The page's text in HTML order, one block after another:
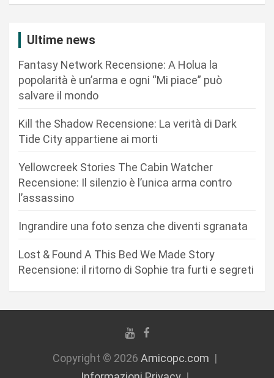
i
Ultime news
Fantasy Network Recensione: A Holua la
popolarità è un’arma e ogni “Mi piace” può
salvare il mondo
Kill the Shadow Recensione: La verità di Dark
Tide City appartiene ai morti
Yellowcreek Stories The Cabin Watcher
Recensione: Il silenzio è l’unica arma contro
l’assassino
Ingrandire una foto senza che diventi sgranata
Lost & Found A This Bed We Made Story
Recensione: il ritorno di Sophie tra furti e segreti
Copyright © 2026 Amicopc.com